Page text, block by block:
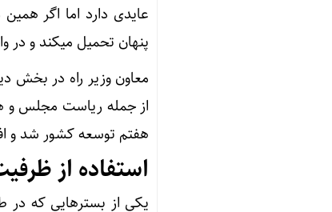
پنهان تحمیل میکند و در
معاون وزیر راه در بخش
از جمله ریاست مجلس و
هفتم توسعه کشور شد و
استفاده از ظرفیت ماده ۱۲ قانون
یکی از بسترهایی که